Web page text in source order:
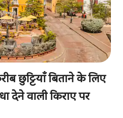
छुट्टियाँ बिताने के लिए
देने वाली किराए पर